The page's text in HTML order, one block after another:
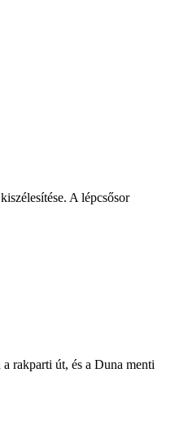
A lépcsősor
rakparti út, és a Duna menti